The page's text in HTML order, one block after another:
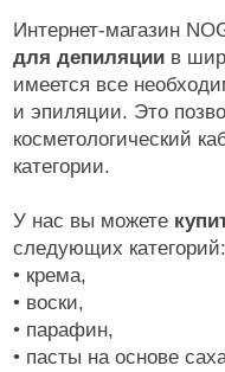
Интернет-магазин
для депиляции в
имеется все
и эпиляции. Это
косметологический
категории.
У нас вы можете
следующих категорий:
• крема,
• воски,
• парафин,
• пасты на основе